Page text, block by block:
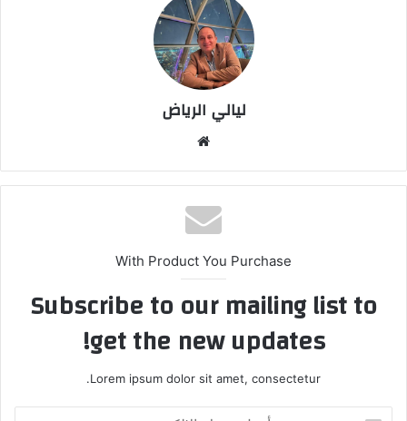
ليالي الرياض
الوي
ب
With Product You Purchase
Subscribe to our mailing list to
get the new updates!
Lorem ipsum dolor sit amet, consectetur.